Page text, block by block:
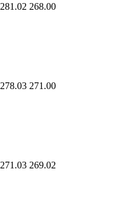
281.02 268.00
278.03 271.00
271.03 269.02